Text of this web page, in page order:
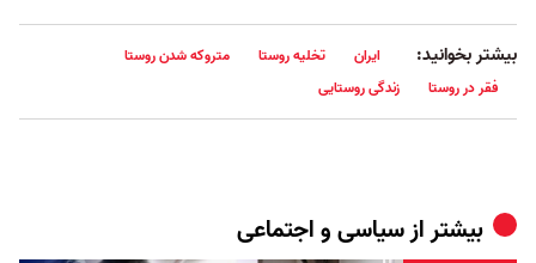
بیشتر بخوانید: ایران تخلیه روستا
متروکه شدن روستا
فقر در روستا
زندگی روستایی
بیشتر ازسیاسی و اجتماعی